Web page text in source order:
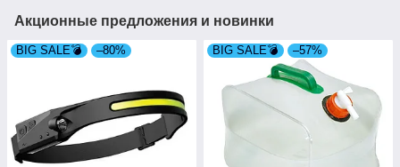
Акционные предложения и новинки
BIG SALE💣 –80% BIG SALE💣 –57%